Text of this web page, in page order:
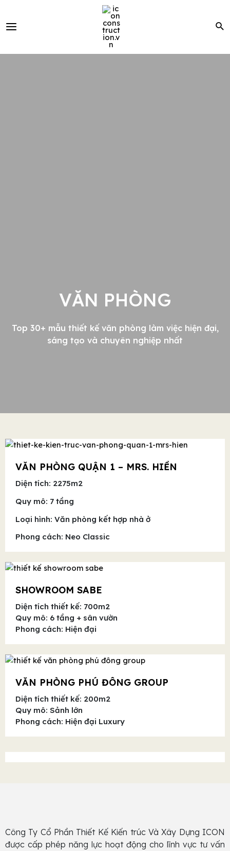
VĂN PHÒNG
Top 30+ mẫu thiết kế văn phòng làm việc hiện đại,
sáng tạo và chuyên nghiệp nhất
VĂN PHÒNG QUẬN 1 – MRS. HIỀN
Diện tích: 2275m2
Quy mô: 7 tầng
Loại hình: Văn phòng kết hợp nhà ở
Phong cách: Neo Classic
SHOWROOM SABE
Diện tích thiết kế: 700m2
Quy mô: 6 tầng + sân vườn
Phong cách: Hiện đại
VĂN PHÒNG PHÚ ĐÔNG GROUP
Diện tích thiết kế: 200m2
Quy mô: Sảnh lớn
Phong cách: Hiện đại Luxury
Công Ty Cổ Phần Thiết Kế Kiến trúc Và Xây Dựng ICON
được cấp phép năng lực hoạt động cho lĩnh vực tư vấn